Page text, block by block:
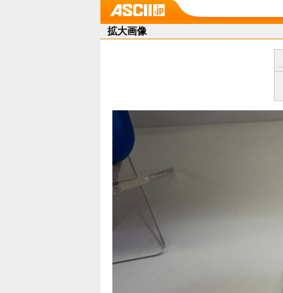
拡大画像